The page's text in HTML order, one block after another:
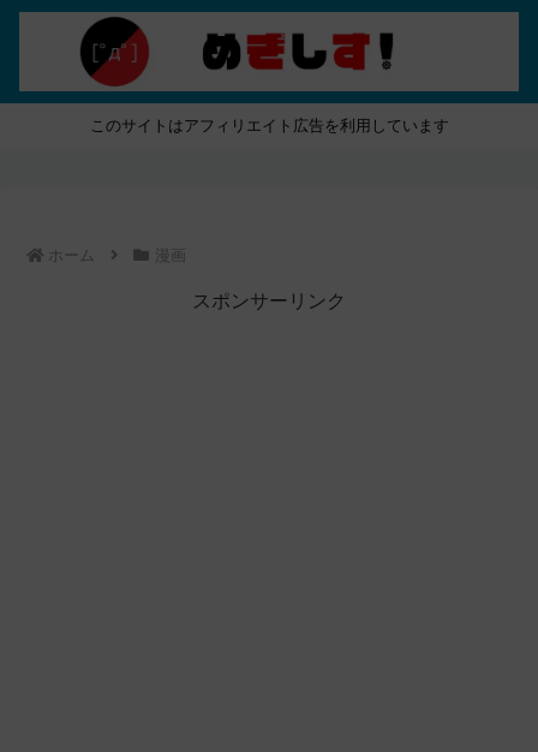
このサイトはアフィリエイト広告を利用しています
ホーム 漫画
スポンサーリンク